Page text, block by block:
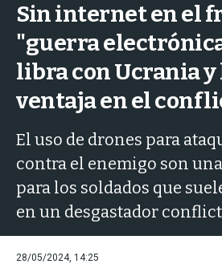
Sin internet en el
"guerra
libra con Ucrania y
ventaja en el
El uso de drones para
contra el enemigo son
para los soldados que
en un desgastador
28/05/2024, 14:25